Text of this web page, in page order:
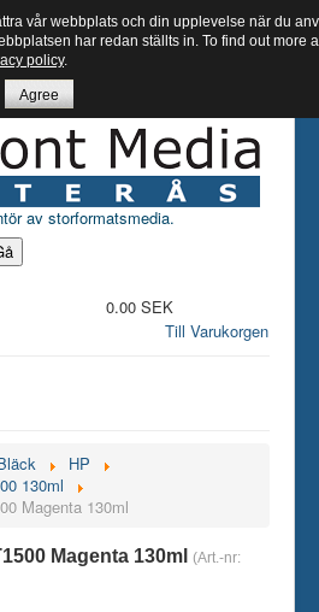
av storformatsmedia.
0.00 SEK
Till Varukorgen
HP
130ml
Magenta 130ml
Magenta 130ml (Art.-nr:
vår webbplats och din upplevelse när du
har redan ställts in. To find out more
policy.
Agree